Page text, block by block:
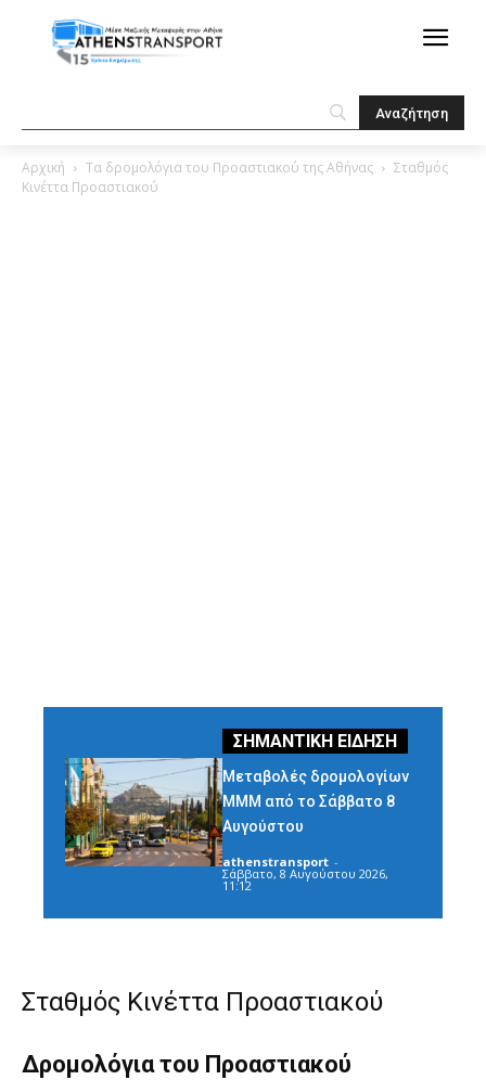
Αρχική Τα δρομολόγια του Προαστιακού της Αθήνας
Σταθμός
Κινέττα Προαστιακού
Σταθμός Κινέττα Προαστιακού
Δρομολόγια του Προαστιακού
Μεταβολές δρομολογίων
ΜΜΜ από το Σάββατο 8
Αυγούστου
athenstransport -
Σάββατο, 8 Αυγούστου 2026,
11:12